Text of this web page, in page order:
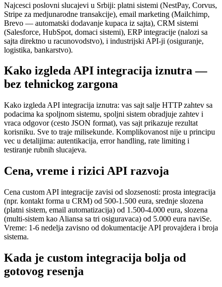
Najcesci poslovni slucajevi u Srbiji: platni sistemi (NestPay, Corvus,
Stripe za medjunarodne transakcije), email marketing (Mailchimp,
Brevo — automatski dodavanje kupaca iz sajta), CRM sistemi
(Salesforce, HubSpot, domaci sistemi), ERP integracije (nalozi sa
sajta direktno u racunovodstvo), i industrijski API-ji (osiguranje,
logistika, bankarstvo).
Kako izgleda API integracija iznutra —
bez tehnickog zargona
Kako izgleda API integracija iznutra: vas sajt salje HTTP zahtev sa
podacima ka spoljnom sistemu, spoljni sistem obradjuje zahtev i
vraca odgovor (cesto JSON format), vas sajt prikazuje rezultat
korisniku. Sve to traje milisekunde. Komplikovanost nije u principu
vec u detalijima: autentikacija, error handling, rate limiting i
testiranje rubnih slucajeva.
Cena, vreme i rizici API razvoja
Cena custom API integracije zavisi od slozsenosti: prosta integracija
(npr. kontakt forma u CRM) od 500-1.500 eura, srednje slozena
(platni sistem, email automatizacija) od 1.500-4.000 eura, slozena
(multi-sistem kao Aliansa sa tri osiguravaca) od 5.000 eura naviSe.
Vreme: 1-6 nedelja zavisno od dokumentacije API provajdera i broja
sistema.
Kada je custom integracija bolja od
gotovog resenja